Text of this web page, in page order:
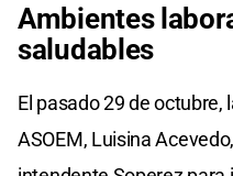
Ambientes
saludables
El pasado 29 de octubre,
ASOEM, Luisina